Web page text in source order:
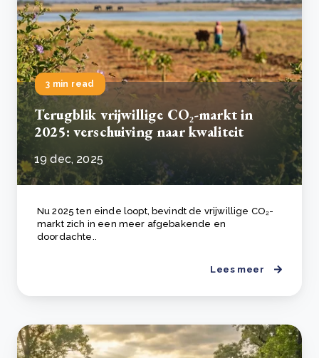
3 min read
Terugblik vrijwillige CO₂-markt in
2025: verschuiving naar kwaliteit
19 dec, 2025
Nu 2025 ten einde loopt, bevindt de vrijwillige CO₂-
markt zich in een meer afgebakende en
doordachte..
Lees meer